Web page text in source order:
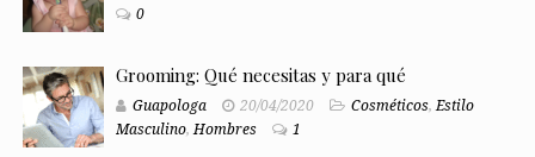
0
Grooming: Qué necesitas y para qué
Guapologa 20/04/2020 Cosméticos,Estilo
Masculino,Hombres 1